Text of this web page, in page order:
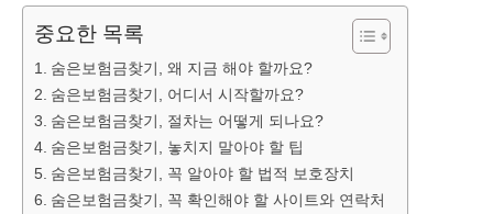
중요한 목록
숨은보험금찾기, 왜 지금 해야 할까요?
숨은보험금찾기, 어디서 시작할까요?
숨은보험금찾기, 절차는 어떻게 되나요?
숨은보험금찾기, 놓치지 말아야 할 팁
숨은보험금찾기, 꼭 알아야 할 법적 보호장치
숨은보험금찾기, 꼭 확인해야 할 사이트와 연락처